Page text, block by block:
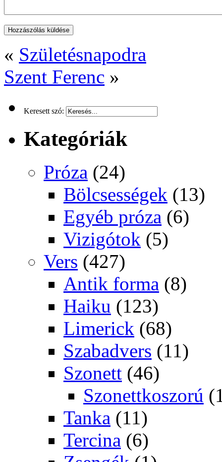
« Születésnapodra
Szent Ferenc »
Keresett szó:
Kategóriák
Próza (24)
Bölcsességek (13)
Egyéb próza (6)
Vizigótok (5)
Vers (427)
Antik forma (8)
Haiku (123)
Limerick (68)
Szabadvers (11)
Szonett (46)
Szonettkoszorú
Tanka (11)
Tercina (6)